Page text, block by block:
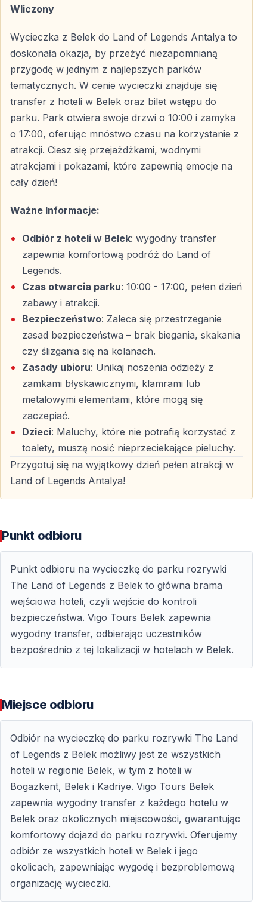
Pokazy na Żywo
Efektowne występy akrobatyczne, musicale i
widowiska tematyczne odbywające się w ciągu dnia.
Legends Tower i Strefy Tematyczne
Ikoniczna Legends Tower z panoramicznymi widokami
oraz klimatyczne obszary inspirowane mitologią i
historią — od Świątyni Posejdona po ulice Imperium
Osmańskiego.
niż wizyta w parku tematycznym — to cały dzień
wspólnej zabawy, emocji i wyjątkowych chwil
spędzonych z rodziną lub przyjaciółmi. To
doświadczenie, które na długo pozostaje w pamięci.
Zarezerwuj codzienną wycieczkę z Belek do Land of
Legends Antalya i dodaj swojej podróży prawdziwie
magiczny akcent.
Najczęściej Zadawane Pytania
Czy odbiór z hoteli w Belek jest wliczony w
cenę?
Tak — odbiór i transport powrotny z hoteli w Belek są
wliczone w cenę wycieczki.
Tak — bilet wstępu do parku tematycznego jest
Czy posiłki i napoje są wliczone?
Nie — jedzenie i napoje na terenie parku są dodatkowo
Tak — park oferuje atrakcje dla dzieci, młodzieży i
dorosłych.
Wycieczka trwa cały dzień — obejmuje transport oraz
kilka godzin spędzonych w parku.
Co warto zabrać ze sobą?
Zalecane są wygodne ubrania, strój kąpielowy, ręcznik
oraz krem z filtrem.
Wliczony
Wycieczka z Belek do Land of Legends Antalya to
doskonała okazja, by przeżyć niezapomnianą
przygodę w jednym z najlepszych parków
tematycznych. W cenie wycieczki znajduje się
transfer z hoteli w Belek oraz bilet wstępu do
parku. Park otwiera swoje drzwi o 10:00 i zamyka
o 17:00, oferując mnóstwo czasu na korzystanie z
atrakcji. Ciesz się przejażdżkami, wodnymi
atrakcjami i pokazami, które zapewnią emocje na
cały dzień!
Ważne Informacje:
Odbiór z hoteli w Belek: wygodny transfer
zapewnia komfortową podróż do Land of
Legends.
Czas otwarcia parku: 10:00 - 17:00, pełen dzień
zabawy i atrakcji.
Bezpieczeństwo: Zaleca się przestrzeganie
zasad bezpieczeństwa – brak biegania, skakania
czy ślizgania się na kolanach.
Zasady ubioru: Unikaj noszenia odzieży z
zamkami błyskawicznymi, klamrami lub
metalowymi elementami, które mogą się
zaczepiać.
Dzieci: Maluchy, które nie potrafią korzystać z
toalety, muszą nosić nieprzeciekające pieluchy.
Przygotuj się na wyjątkowy dzień pełen atrakcji w
Land of Legends Antalya!
Punkt odbioru
Punkt odbioru na wycieczkę do parku rozrywki
The Land of Legends z Belek to główna brama
wejściowa hoteli, czyli wejście do kontroli
bezpieczeństwa. Vigo Tours Belek zapewnia
wygodny transfer, odbierając uczestników
bezpośrednio z tej lokalizacji w hotelach w Belek.
Miejsce odbioru
Odbiór na wycieczkę do parku rozrywki The Land
of Legends z Belek możliwy jest ze wszystkich
hoteli w regionie Belek, w tym z hoteli w
Bogazkent, Belek i Kadriye. Vigo Tours Belek
zapewnia wygodny transfer z każdego hotelu w
Belek oraz okolicznych miejscowości, gwarantując
komfortowy dojazd do parku rozrywki. Oferujemy
odbiór ze wszystkich hoteli w Belek i jego
okolicach, zapewniając wygodę i bezproblemową
organizację wycieczki.